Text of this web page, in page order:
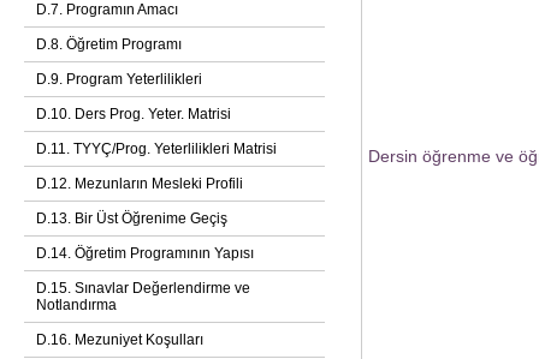
D.7. Programın Amacı
D.8. Öğretim Programı
D.9. Program Yeterlilikleri
D.10. Ders Prog. Yeter. Matrisi
D.11. TYYÇ/Prog. Yeterlilikleri Matrisi
D.12. Mezunların Mesleki Profili
D.13. Bir Üst Öğrenime Geçiş
D.14. Öğretim Programının Yapısı
D.15. Sınavlar Değerlendirme ve
Notlandırma
D.16. Mezuniyet Koşulları
Dersin öğrenme ve